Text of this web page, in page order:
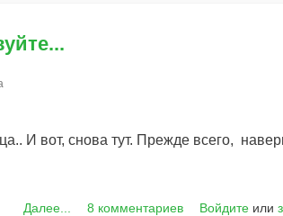
И вот, снова тут. Прежде всего,
Далее... 8 комментариев Войдите или